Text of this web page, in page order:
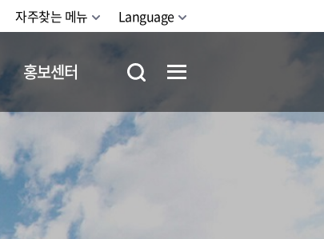
자주찾는 메뉴 Language
홍보센터